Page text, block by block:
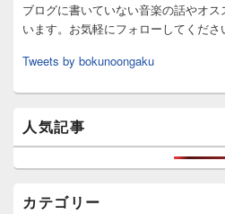
ブログに書いていない音楽の話やオ
います。お気軽にフォローしてくださ
Tweets by bokunoongaku
人気記事
カテゴリー